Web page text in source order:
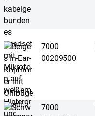
7000
00209500
7000